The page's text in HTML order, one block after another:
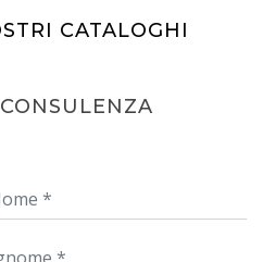
CATALOGHI